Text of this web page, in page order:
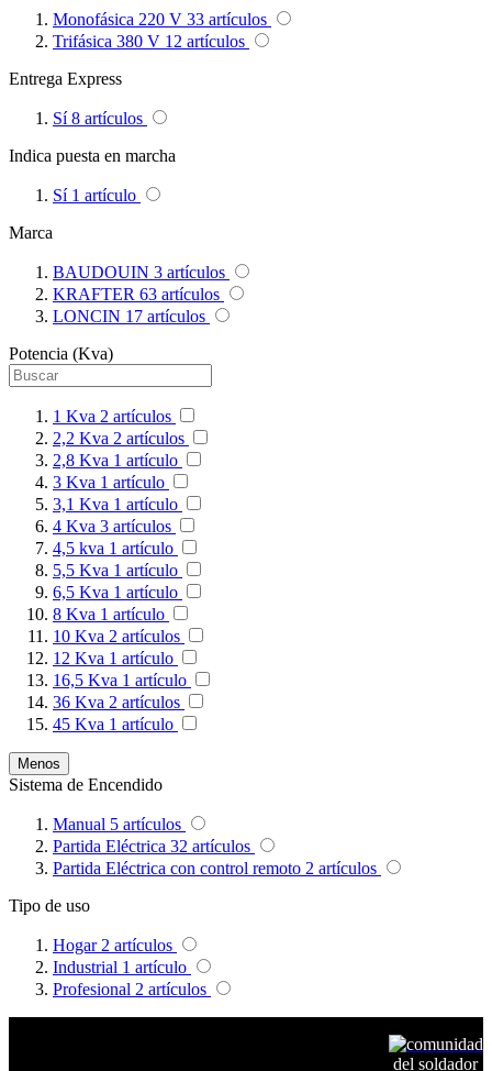
Monofásica 220 V 33 artículos
Trifásica 380 V 12 artículos
Entrega Express
Sí 8 artículos
Indica puesta en marcha
Sí 1 artículo
Marca
BAUDOUIN 3 artículos
KRAFTER 63 artículos
LONCIN 17 artículos
Potencia (Kva)
1 Kva 2 artículos
2,2 Kva 2 artículos
2,8 Kva 1 artículo
3 Kva 1 artículo
3,1 Kva 1 artículo
4 Kva 3 artículos
4,5 kva 1 artículo
5,5 Kva 1 artículo
6,5 Kva 1 artículo
8 Kva 1 artículo
10 Kva 2 artículos
12 Kva 1 artículo
16,5 Kva 1 artículo
36 Kva 2 artículos
45 Kva 1 artículo
Menos
Sistema de Encendido
Manual 5 artículos
Partida Eléctrica 32 artículos
Partida Eléctrica con control remoto 2 artículos
Tipo de uso
Hogar 2 artículos
Industrial 1 artículo
Profesional 2 artículos